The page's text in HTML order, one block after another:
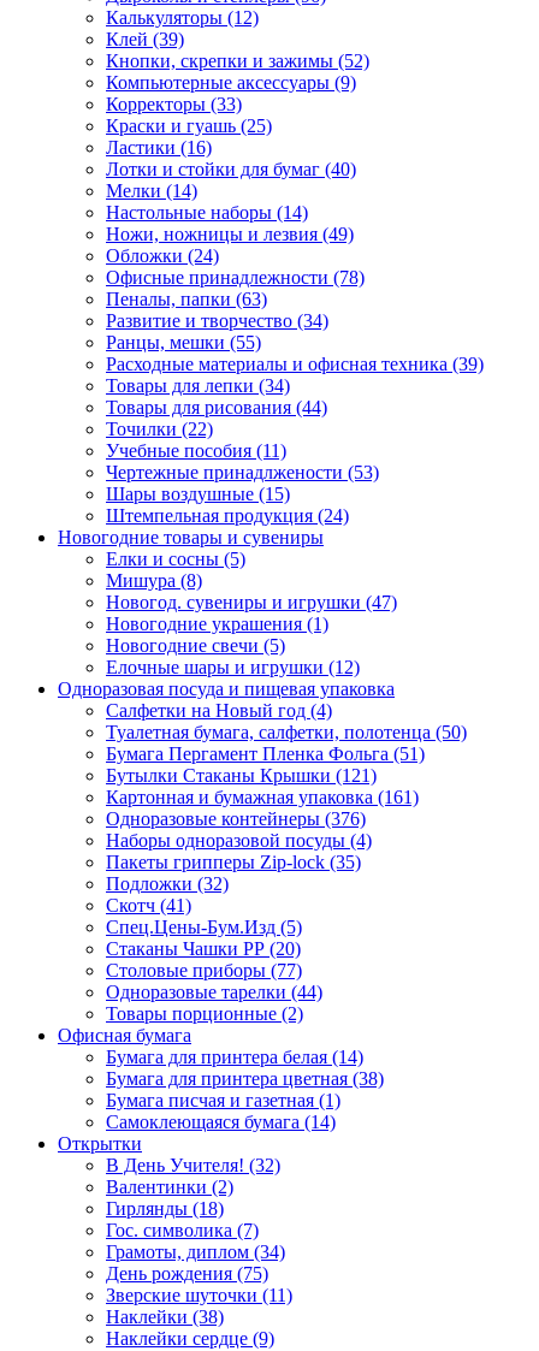
Калькуляторы (12)
Клей (39)
Кнопки, скрепки и зажимы (52)
Компьютерные аксессуары (9)
Корректоры (33)
Краски и гуашь (25)
Ластики (16)
Лотки и стойки для бумаг (40)
Мелки (14)
Настольные наборы (14)
Ножи, ножницы и лезвия (49)
Обложки (24)
Офисные принадлежности (78)
Пеналы, папки (63)
Развитие и творчество (34)
Ранцы, мешки (55)
Расходные материалы и офисная техника (39)
Товары для лепки (34)
Товары для рисования (44)
Точилки (22)
Учебные пособия (11)
Чертежные принадлжености (53)
Шары воздушные (15)
Штемпельная продукция (24)
Новогодние товары и сувениры
Елки и сосны (5)
Мишура (8)
Новогод. сувениры и игрушки (47)
Новогодние украшения (1)
Новогодние свечи (5)
Елочные шары и игрушки (12)
Одноразовая посуда и пищевая упаковка
Салфетки на Новый год (4)
Туалетная бумага, салфетки, полотенца (50)
Бумага Пергамент Пленка Фольга (51)
Бутылки Стаканы Крышки (121)
Картонная и бумажная упаковка (161)
Одноразовые контейнеры (376)
Наборы одноразовой посуды (4)
Пакеты грипперы Zip-lock (35)
Подложки (32)
Скотч (41)
Спец.Цены-Бум.Изд (5)
Стаканы Чашки РР (20)
Столовые приборы (77)
Одноразовые тарелки (44)
Товары порционные (2)
Офисная бумага
Бумага для принтера белая (14)
Бумага для принтера цветная (38)
Бумага писчая и газетная (1)
Самоклеющаяся бумага (14)
Открытки
В День Учителя! (32)
Валентинки (2)
Гирлянды (18)
Гос. символика (7)
Грамоты, диплом (34)
День рождения (75)
Зверские шуточки (11)
Наклейки (38)
Наклейки сердце (9)